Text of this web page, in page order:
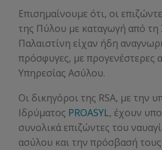
Επισημαίνουμε ότι, οι
της Πύλου με καταγωγή από τη
Παλαιστίνη είχαν ήδη
πρόσφυγες, με προγενέστερες
Υπηρεσίας Ασύλου.
Οι δικηγόροι της RSA, με την
Ιδρύματος PROASYL, έχουν
συνολικά επιζώντες του
ασύλου και την πρόσβασή